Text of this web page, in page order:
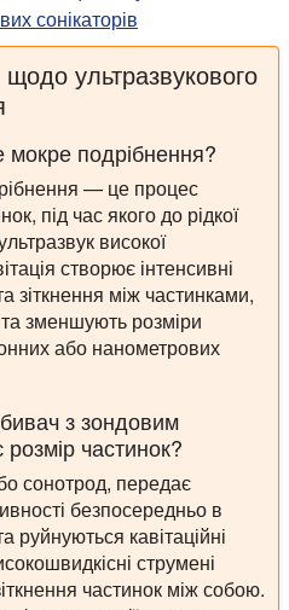
сонікаторів
ультразвукового
мокре подрібнення?
— це процес
під час якого до рідкої
високої
створює інтенсивні
зіткнення між частинками,
зменшують розміри
або нанометрових
з зондовим
частинок?
сонотрод, передає
безпосередньо в
руйнуються кавітаційні
струмені
частинок між собою.